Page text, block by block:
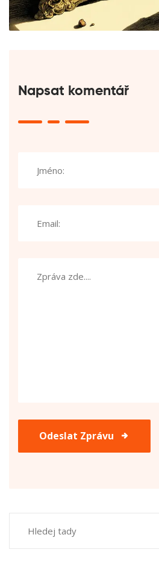
Napsat komentář
Odeslat Zprávu